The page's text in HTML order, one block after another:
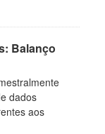
Balanço
dados
aos